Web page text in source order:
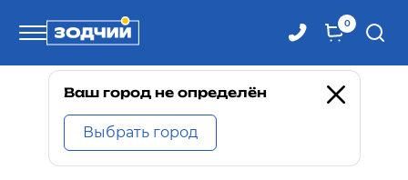
0
Телефоны
8 800 100-71-71
Ваш город не определён
Выбрать город